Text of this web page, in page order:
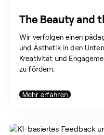
The Beauty and
Wir verfolgen einen
und Ästhetik in den
Kreativität und
zu fördern.
Mehr erfahren